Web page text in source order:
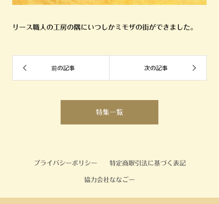
リース職人の工房の隅にいつしかミモザの街ができました。
特集一覧
プライバシーポリシー 特定商取引法に基づく表記
協力会社ななごー